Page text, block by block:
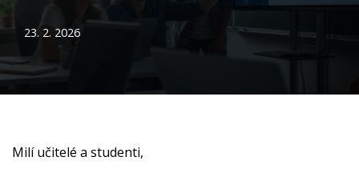
23. 2. 2026
Milí učitelé a studenti,